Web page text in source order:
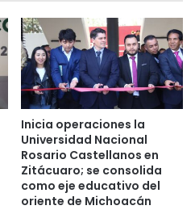
Inicia operaciones la
Universidad Nacional
Rosario Castellanos en
Zitácuaro; se consolida
como eje educativo del
oriente de Michoacán